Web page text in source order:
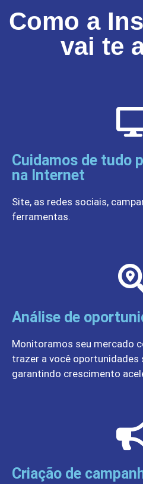
Como a
vai te
Cuidamos de tudo
na Internet
Site, as redes sociais,
ferramentas.
Análise de
Monitoramos seu mercado
trazer a você oportunidades
garantindo crescimento
Criação de